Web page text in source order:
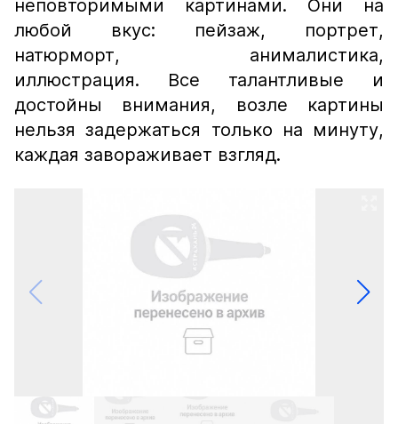
неповторимыми картинами. Они на
любой вкус: пейзаж, портрет,
натюрморт, анималистика,
иллюстрация. Все талантливые и
достойны внимания, возле картины
нельзя задержаться только на минуту,
каждая завораживает взгляд.